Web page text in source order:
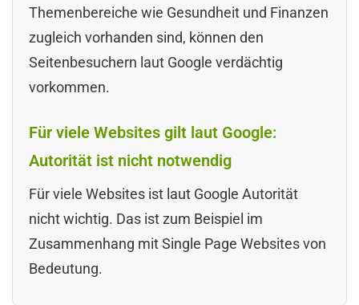
Themenbereiche wie Gesundheit und Finanzen
zugleich vorhanden sind, können den
Seitenbesuchern laut Google verdächtig
vorkommen.
Für viele Websites gilt laut Google:
Autorität ist nicht notwendig
Für viele Websites ist laut Google Autorität
nicht wichtig. Das ist zum Beispiel im
Zusammenhang mit Single Page Websites von
Bedeutung.